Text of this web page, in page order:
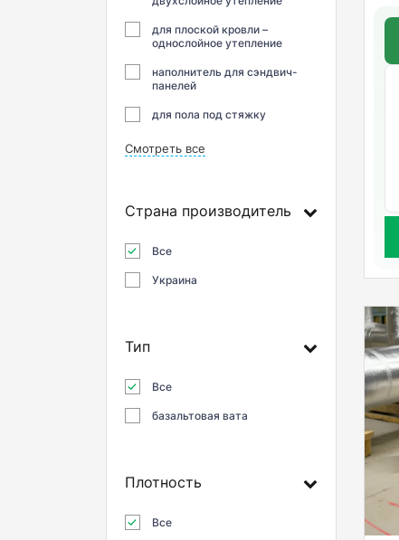
для плоской кровли –
однослойное утепление
наполнитель для сэндвич-
панелей
для пола под стяжку
Смотреть все
Страна производитель
Все
Украина
Тип
Все
базальтовая вата
Плотность
Все